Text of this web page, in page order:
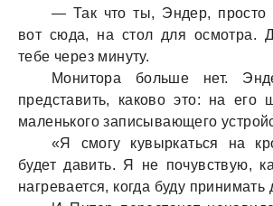
— Так что ты, Эндер, просто
вот сюда, на стол для осмотра.
тебе через минуту.
Монитора больше нет.
представить, каково это: на его
маленького записывающего
«Я смогу кувыркаться на
будет давить. Я не почувствую,
нагревается, когда буду принимать